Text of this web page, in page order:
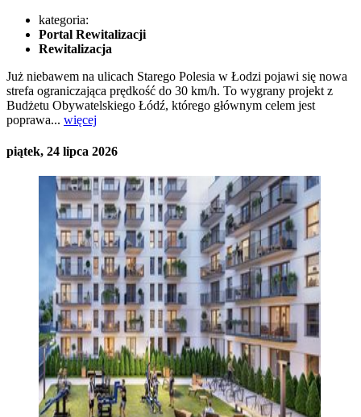
kategoria:
Portal Rewitalizacji
Rewitalizacja
Już niebawem na ulicach Starego Polesia w Łodzi pojawi się nowa
strefa ograniczająca prędkość do 30 km/h. To wygrany projekt z
Budżetu Obywatelskiego Łódź, którego głównym celem jest
poprawa... więcej
piątek, 24 lipca 2026